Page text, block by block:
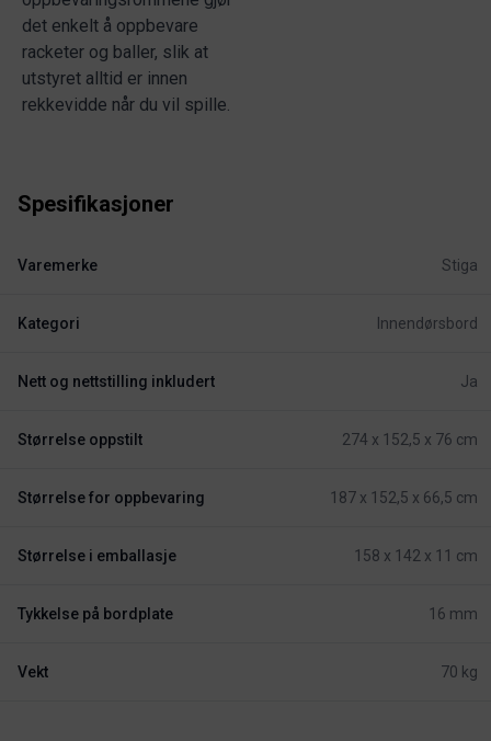
det enkelt å oppbevare
racketer og baller, slik at
utstyret alltid er innen
rekkevidde når du vil spille.
Spesifikasjoner
Varemerke Stiga
Kategori Innendørsbord
Nett og nettstilling inkludert Ja
Størrelse oppstilt 274 x 152,5 x 76 cm
Størrelse for oppbevaring 187 x 152,5 x 66,5 cm
Størrelse i emballasje 158 x 142 x 11 cm
Tykkelse på bordplate 16 mm
Vekt 70 kg